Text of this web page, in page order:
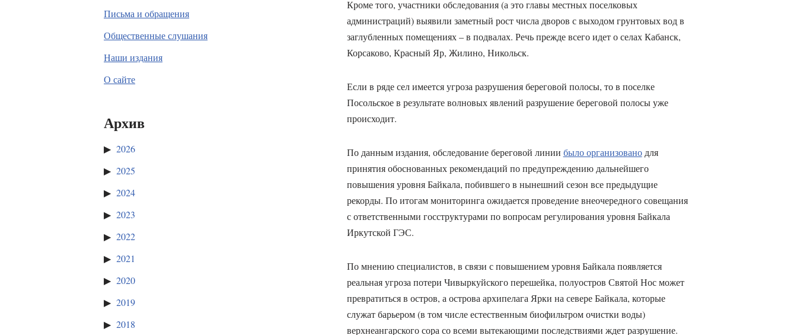
Письма и обращения
Общественные слушания
Наши издания
О сайте
Архив
2026
2025
2024
2023
2022
2021
2020
2019
2018
Кроме того, участники обследования (а это главы местных поселковых
администраций) выявили заметный рост числа дворов с выходом грунтовых вод в
заглубленных помещениях – в подвалах. Речь прежде всего идет о селах Кабанск,
Корсаково, Красный Яр, Жилино, Никольск.
Если в ряде сел имеется угроза разрушения береговой полосы, то в поселке
Посольское в результате волновых явлений разрушение береговой полосы уже
происходит.
По данным издания, обследование береговой линии было организованодля
принятия обоснованных рекомендаций по предупреждению дальнейшего
повышения уровня Байкала, побившего в нынешний сезон все предыдущие
рекорды. По итогам мониторинга ожидается проведение внеочередного совещания
с ответственными госструктурами по вопросам регулирования уровня Байкала
Иркутской ГЭС.
По мнению специалистов, в связи с повышением уровня Байкала появляется
реальная угроза потери Чивыркуйского перешейка, полуостров Святой Нос может
превратиться в остров, а острова архипелага Ярки на севере Байкала, которые
служат барьером (в том числе естественным биофильтром очистки воды)
верхнеангарского сора со всеми вытекающими последствиями ждет разрушение.